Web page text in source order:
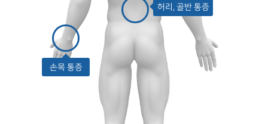
손목 통증
허리, 골반 통증